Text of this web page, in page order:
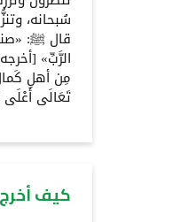
سُبحانه،
قال ﷺ:
الرَّبِّ»
مِن أهلِ
تَعَالَى أَعْلَى
كيف